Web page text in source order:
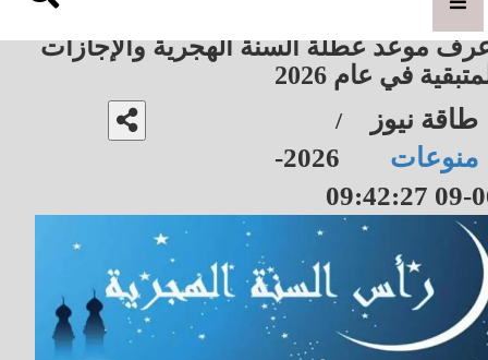
موعد عطلة السنة الهجرية والإجازات
في عام 2026
طاقة نيوز /
منوعات
2026-
06-09